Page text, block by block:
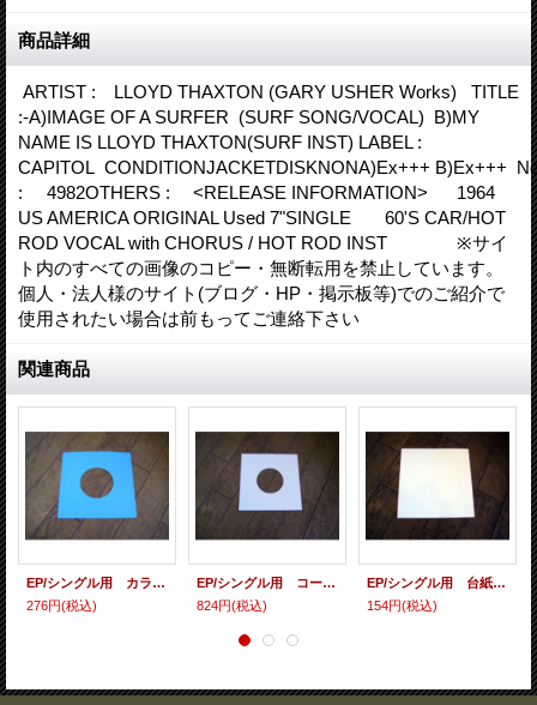
商品詳細
ARTIST : LLOYD THAXTON (GARY USHER Works) TITLE
:-A)IMAGE OF A SURFER (SURF SONG/VOCAL) B)MY
NAME IS LLOYD THAXTON(SURF INST) LABEL :
CAPITOL CONDITIONJACKETDISKNONA)Ex+++ B)Ex+++
: 4982OTHERS : <RELEASE INFORMATION> 1964
US AMERICA ORIGINAL Used 7"SINGLE 60'S CAR/HOT
ROD VOCAL with CHORUS / HOT ROD INST ※サイ
ト内のすべての画像のコピー・無断転用を禁止しています。
個人・法人様のサイト(ブログ・HP・掲示板等)でのご紹介で
使用されたい場合は前もってご連絡下さい
関連商品
EP/シングル用 カラースリーヴ（全4色） 5枚セット (カラー指定してください）
276円(税込)
EP/シングル用 コート紙丸穴ジャケ （10枚セット）
824円(税込)
EP/シングル用 台紙 10枚セット
154円(税込)